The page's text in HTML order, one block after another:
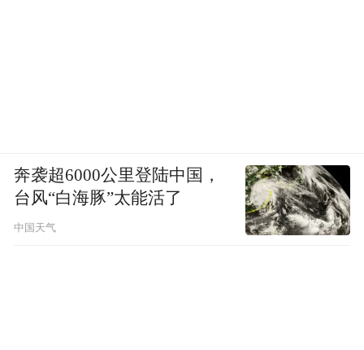
奔袭超6000公里登陆中国，
台风“白海豚”太能活了
中国天气